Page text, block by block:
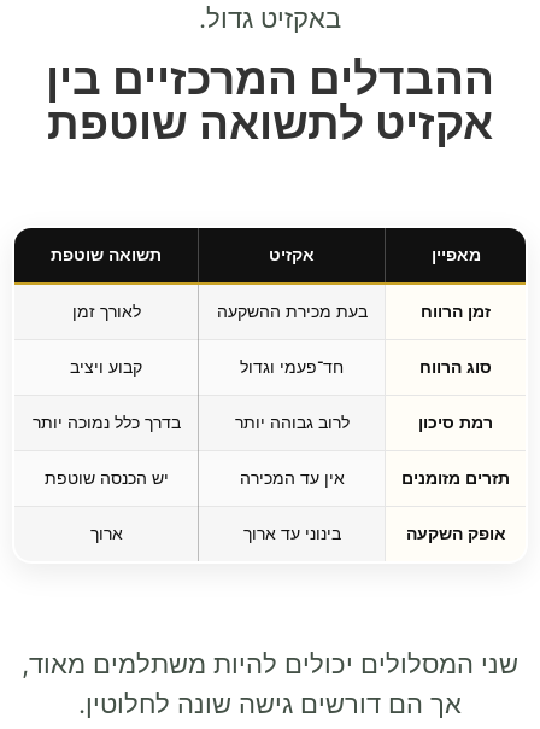
באקזיט גדול.
ההבדלים המרכזיים בין
אקזיט לתשואה שוטפת
מאפיין אקזיט תשואה שוטפת
זמן הרווח בעת מכירת ההשקעה לאורך זמן
סוג הרווח חד־פעמי וגדול קבוע ויציב
רמת סיכון לרוב גבוהה יותר בדרך כלל נמוכה יותר
תזרים מזומנים אין עד המכירה יש הכנסה שוטפת
אופק השקעה בינוני עד ארוך ארוך
שני המסלולים יכולים להיות משתלמים מאוד,
אך הם דורשים גישה שונה לחלוטין.